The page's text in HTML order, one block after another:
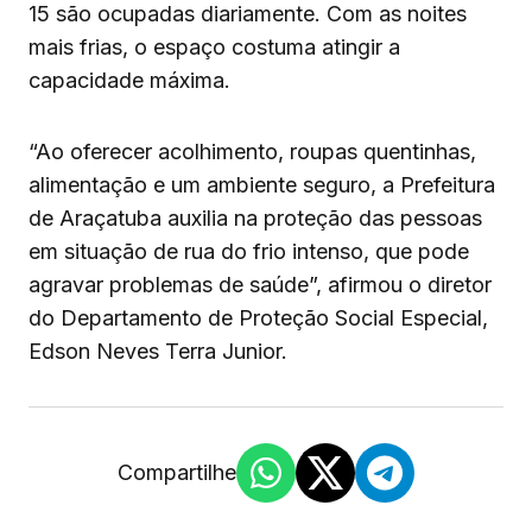
15 são ocupadas diariamente. Com as noites
mais frias, o espaço costuma atingir a
capacidade máxima.
“Ao oferecer acolhimento, roupas quentinhas,
alimentação e um ambiente seguro, a Prefeitura
de Araçatuba auxilia na proteção das pessoas
em situação de rua do frio intenso, que pode
agravar problemas de saúde”, afirmou o diretor
do Departamento de Proteção Social Especial,
Edson Neves Terra Junior.
Compartilhe